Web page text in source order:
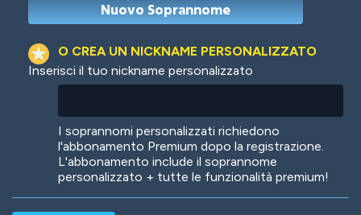
O CREA UN NICKNAME PERSONALIZZATO
Inserisci il tuo nickname personalizzato
I soprannomi personalizzati richiedono
l'abbonamento Premium dopo la registrazione.
L'abbonamento include il soprannome
personalizzato + tutte le funzionalità premium!